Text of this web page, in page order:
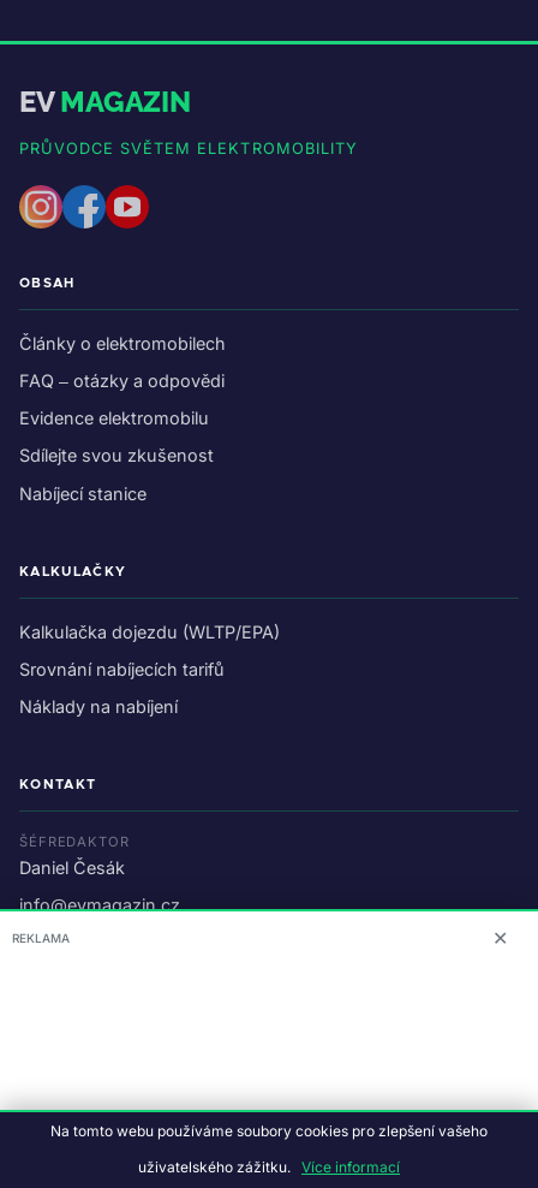
EVMAGAZIN
PRŮVODCE SVĚTEM ELEKTROMOBILITY
OBSAH
Články o elektromobilech
FAQ – otázky a odpovědi
Evidence elektromobilu
Sdílejte svou zkušenost
Nabíjecí stanice
KALKULAČKY
Kalkulačka dojezdu (WLTP/EPA)
Srovnání nabíjecích tarifů
Náklady na nabíjení
KONTAKT
ŠÉFREDAKTOR
Daniel Česák
info@evmagazin.cz
O nás
© 2026 EV Magazin.Podmínky a ochrana dat.
Studiografix
REKLAMA ✕
Na tomto webu používáme soubory cookies pro zlepšení vašeho
uživatelského zážitku. Více informací